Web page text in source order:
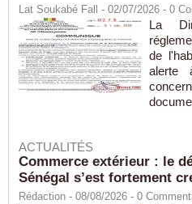
Lat Soukabé Fall - 02/07/2026 - 0
La
de
alerte
ACTUALITÉS
Commerce extérieur : le
Sénégal s’est fortement
Rédaction - 08/08/2026 - 0